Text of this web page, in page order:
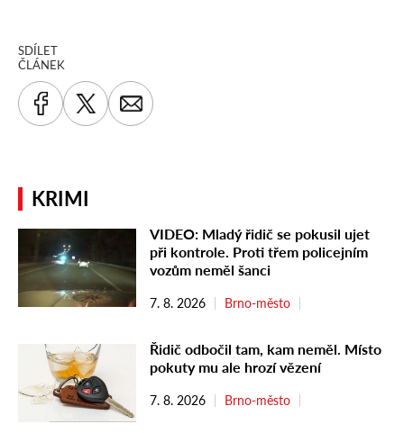
SDÍLET
ČLÁNEK
KRIMI
VIDEO: Mladý řidič se pokusil ujet
při kontrole. Proti třem policejním
vozům neměl šanci
7. 8. 2026 Brno-město
Řidič odbočil tam, kam neměl. Místo
pokuty mu ale hrozí vězení
7. 8. 2026 Brno-město